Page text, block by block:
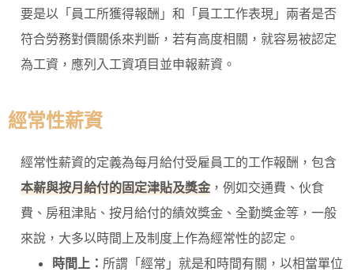
要是以「員工所獲得報酬」和「員工工作表現」兩者是否
符合勞務對價關係來判斷，若有高度相關，就容易被認定
為工資，應列入工資項目並申報薪資。
經常性薪資
經常性薪資的定義為每月給付受雇員工的工作報酬，包含
本薪與按月給付的固定津貼及獎金 ，例如交通費、伙食
費、房租津貼、按月給付的績效獎金、全勤獎金等，一般
來說，大多以時間上及制度上作為經常性的認定。
時間上： 所謂「經常」就是和時間有關，以相當單位